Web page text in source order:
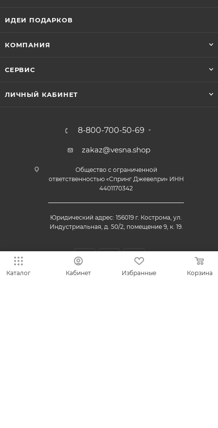
ИДЕИ ПОДАРКОВ
КОМПАНИЯ
СЕРВИС
ЛИЧНЫЙ КАБИНЕТ
8-800-700-50-69
zakaz@vesna.shop
Общество с ограниченной
ответственностью «Спринг Джевелри» ИНН
4401170342
Юридический адрес: 156019 г. Кострома, ул.
Индустриальная, д. 50/2, помещение 9, к. 19.
Каталог Кабинет Избранные Корзина